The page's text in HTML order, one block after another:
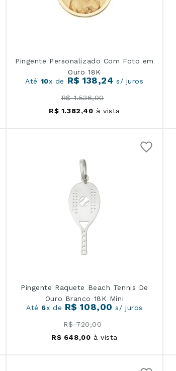
Pingente Personalizado Com Foto em
Ouro 18K
Até 10x de R$ 138,24 s/ juros
R$ 1.536,00
R$ 1.382,40 à vista
Pingente Raquete Beach Tennis De
Ouro Branco 18K Mini
Até 6x de R$ 108,00 s/ juros
R$ 720,00
R$ 648,00 à vista